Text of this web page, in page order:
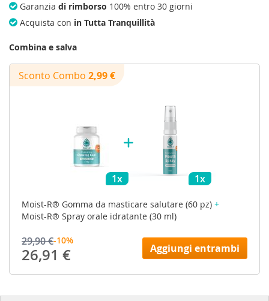
Garanzia di rimborso 100% entro 30 giorni
Acquista con in Tutta Tranquillità
Combina e salva
Sconto Combo 2,99 €
1x 1x
Moist-R® Gomma da masticare salutare (60 pz) +
Moist-R® Spray orale idratante (30 ml)
29,90 €-10%
26,91 € Aggiungi entrambi